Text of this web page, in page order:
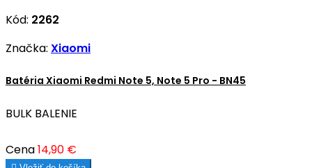
Kód: 2262
Značka: Xiaomi
Batéria Xiaomi Redmi Note 5, Note 5 Pro - BN45
BULK BALENIE
Cena14,90 €